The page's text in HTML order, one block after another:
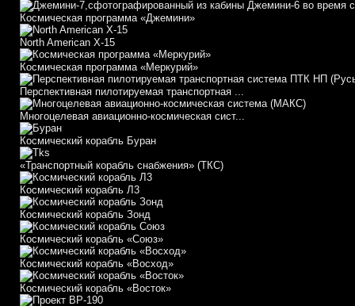
Космическая программа «Джемини»
North American X-15
Космическая программа «Меркурий»
Перспективная пилотируемая транспортная ...
Многоцелевая авиационно-космическая сист...
Космический корабль Буран
«Транспортный корабль снабжения» (ТКС)
Космический корабль Л3
Космический корабль Зонд
Космический корабль «Союз»
Космический корабль «Восход»
Космический корабль «Восток»